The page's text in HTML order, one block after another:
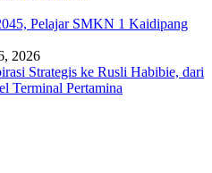
Pelajar SMKN 1 Kaidipang
2026
Strategis ke Rusli Habibie, dari
Terminal Pertamina